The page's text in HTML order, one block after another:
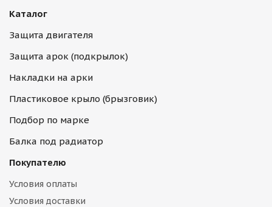
Каталог
Защита двигателя
Защита арок (подкрылок)
Накладки на арки
Пластиковое крыло (брызговик)
Подбор по марке
Балка под радиатор
Покупателю
Условия оплаты
Условия доставки